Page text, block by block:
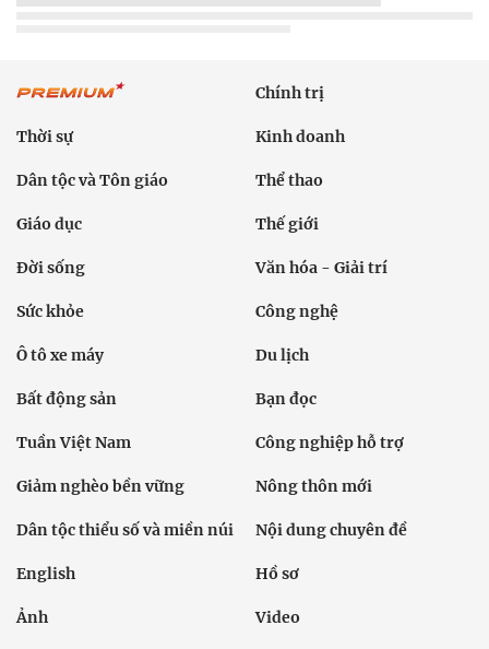
Chính trị
Thời sự Kinh doanh
Dân tộc và Tôn giáo Thể thao
Giáo dục Thế giới
Đời sống Văn hóa - Giải trí
Sức khỏe Công nghệ
Ô tô xe máy Du lịch
Bất động sản Bạn đọc
Tuần Việt Nam Công nghiệp hỗ trợ
Giảm nghèo bền vững Nông thôn mới
Dân tộc thiểu số và miền núi Nội dung chuyên đề
English Hồ sơ
Ảnh Video